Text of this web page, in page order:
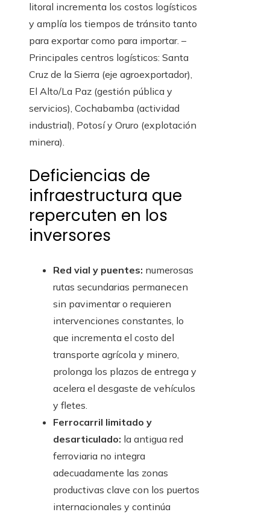
litoral incrementa los costos logísticos
y amplía los tiempos de tránsito tanto
para exportar como para importar. –
Principales centros logísticos: Santa
Cruz de la Sierra (eje agroexportador),
El Alto/La Paz (gestión pública y
servicios), Cochabamba (actividad
industrial), Potosí y Oruro (explotación
minera).
Deficiencias de
infraestructura que
repercuten en los
inversores
Red vial y puentes: numerosas
rutas secundarias permanecen
sin pavimentar o requieren
intervenciones constantes, lo
que incrementa el costo del
transporte agrícola y minero,
prolonga los plazos de entrega y
acelera el desgaste de vehículos
y fletes.
Ferrocarril limitado y
desarticulado: la antigua red
ferroviaria no integra
adecuadamente las zonas
productivas clave con los puertos
internacionales y continúa